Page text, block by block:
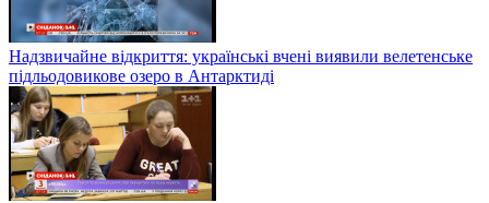
Надзвичайне відкриття: українські вчені виявили велетенське
підльодовикове озеро в Антарктиді